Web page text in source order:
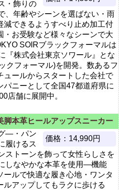
・飾りの
、年齢やシーンを選ばない・雨
減できるようすべり止め加工付
・お受験など様々なシーンで大
SOIRブラックフォーマルは
『株式会社東京ソワール』とな
クフォーマル)を開発。数あるフ
ュールからスタートした会社で
ニーとして全国47都道府県に
店舗に展開中。
脚本革ヒールアップスニーカー
価格：14,990円
―・パン
履けるス
ストーンを飾って女性らしさを
なやかな本革を使用―機能
ルで快適な履き心地・ワンタ
ルアップしてもラクに歩ける